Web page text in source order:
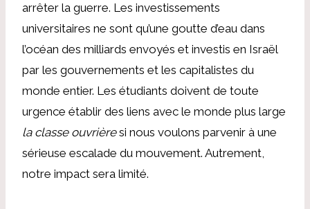
arrêter la guerre. Les investissements
universitaires ne sont qu’une goutte d’eau dans
l’océan des milliards envoyés et investis en Israël
par les gouvernements et les capitalistes du
monde entier. Les étudiants doivent de toute
urgence établir des liens avec le monde plus large
la classe ouvrièresi nous voulons parvenir à une
sérieuse escalade du mouvement. Autrement,
notre impact sera limité.